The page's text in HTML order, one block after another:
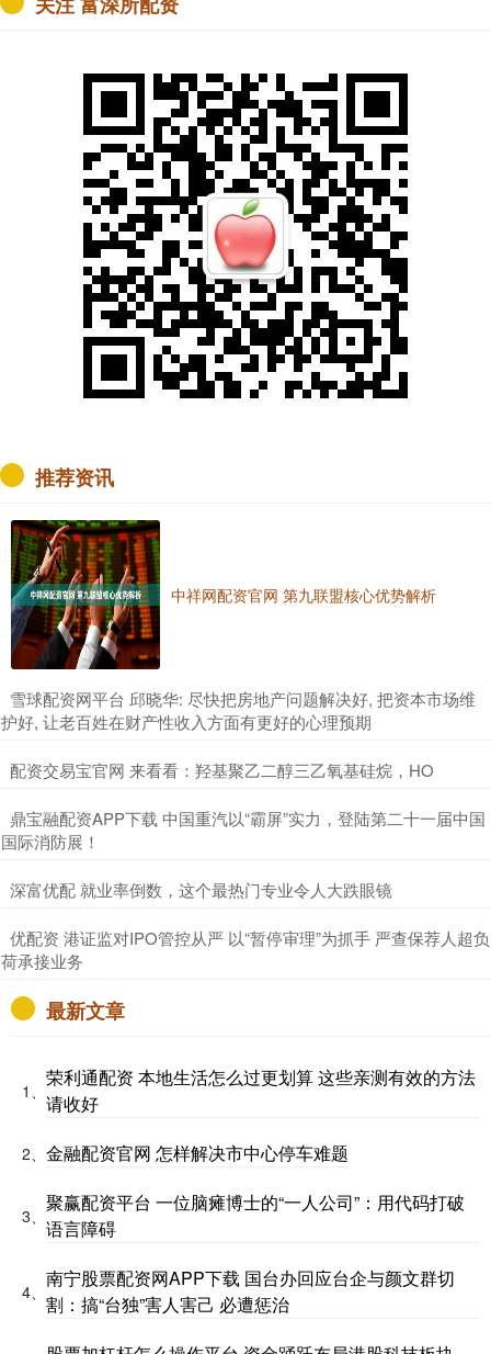
推荐资讯
中祥网配资官网 第九联盟核心优势解析
​雪球配资网平台 邱晓华: 尽快把房地产问题解决好, 把资本市场维
护好, 让老百姓在财产性收入方面有更好的心理预期
​配资交易宝官网 来看看：羟基聚乙二醇三乙氧基硅烷，HO
​鼎宝融配资APP下载 中国重汽以“霸屏”实力，登陆第二十一届中国
国际消防展！
​深富优配 就业率倒数，这个最热门专业令人大跌眼镜
​优配资 港证监对IPO管控从严 以“暂停审理”为抓手 严查保荐人超负
荷承接业务
最新文章
1、
荣利通配资 本地生活怎么过更划算 这些亲测有效的方法
请收好
2、 金融配资官网 怎样解决市中心停车难题
3、
聚赢配资平台 一位脑瘫博士的“一人公司”：用代码打破
语言障碍
4、
南宁股票配资网APP下载 国台办回应台企与颜文群切
割：搞“台独”害人害己 必遭惩治